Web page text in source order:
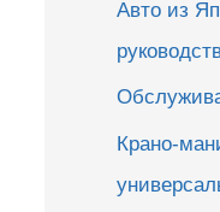
Авто из
Крано-